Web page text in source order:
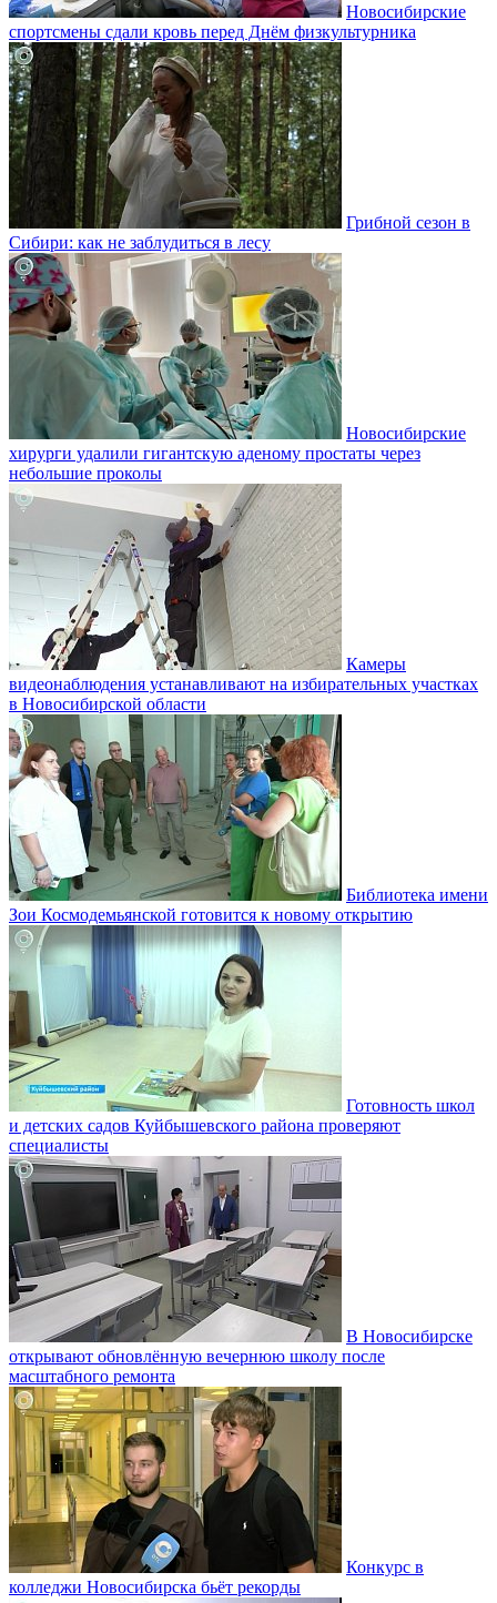
Новосибирские
спортсмены сдали кровь перед Днём физкультурника
Грибной сезон в
Сибири: как не заблудиться в лесу
Новосибирские
хирурги удалили гигантскую аденому простаты через
небольшие проколы
Камеры
видеонаблюдения устанавливают на избирательных участках
в Новосибирской области
Библиотека имени
Зои Космодемьянской готовится к новому открытию
Готовность школ
и детских садов Куйбышевского района проверяют
специалисты
В Новосибирске
открывают обновлённую вечернюю школу после
масштабного ремонта
Конкурс в
колледжи Новосибирска бьёт рекорды